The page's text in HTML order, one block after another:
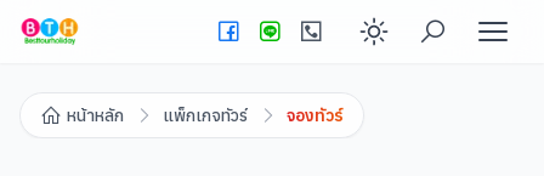
Enable dark
หน้าหลัก แพ็กเกจทัวร์ จองทัวร์